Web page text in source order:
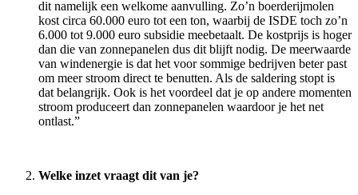
dit namelijk een welkome aanvulling. Zo’n boerderijmolen
kost circa 60.000 euro tot een ton, waarbij de ISDE toch zo’n
6.000 tot 9.000 euro subsidie meebetaalt. De kostprijs is hoger
dan die van zonnepanelen dus dit blijft nodig. De meerwaarde
van windenergie is dat het voor sommige bedrijven beter past
om meer stroom direct te benutten. Als de saldering stopt is
dat belangrijk. Ook is het voordeel dat je op andere momenten
stroom produceert dan zonnepanelen waardoor je het net
ontlast.”
Welke inzet vraagt dit van je?